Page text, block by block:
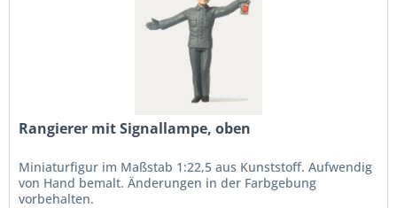
Rangierer mit Signallampe, oben
Miniaturfigur im Maßstab 1:22,5 aus Kunststoff. Aufwendig
von Hand bemalt. Änderungen in der Farbgebung
vorbehalten.